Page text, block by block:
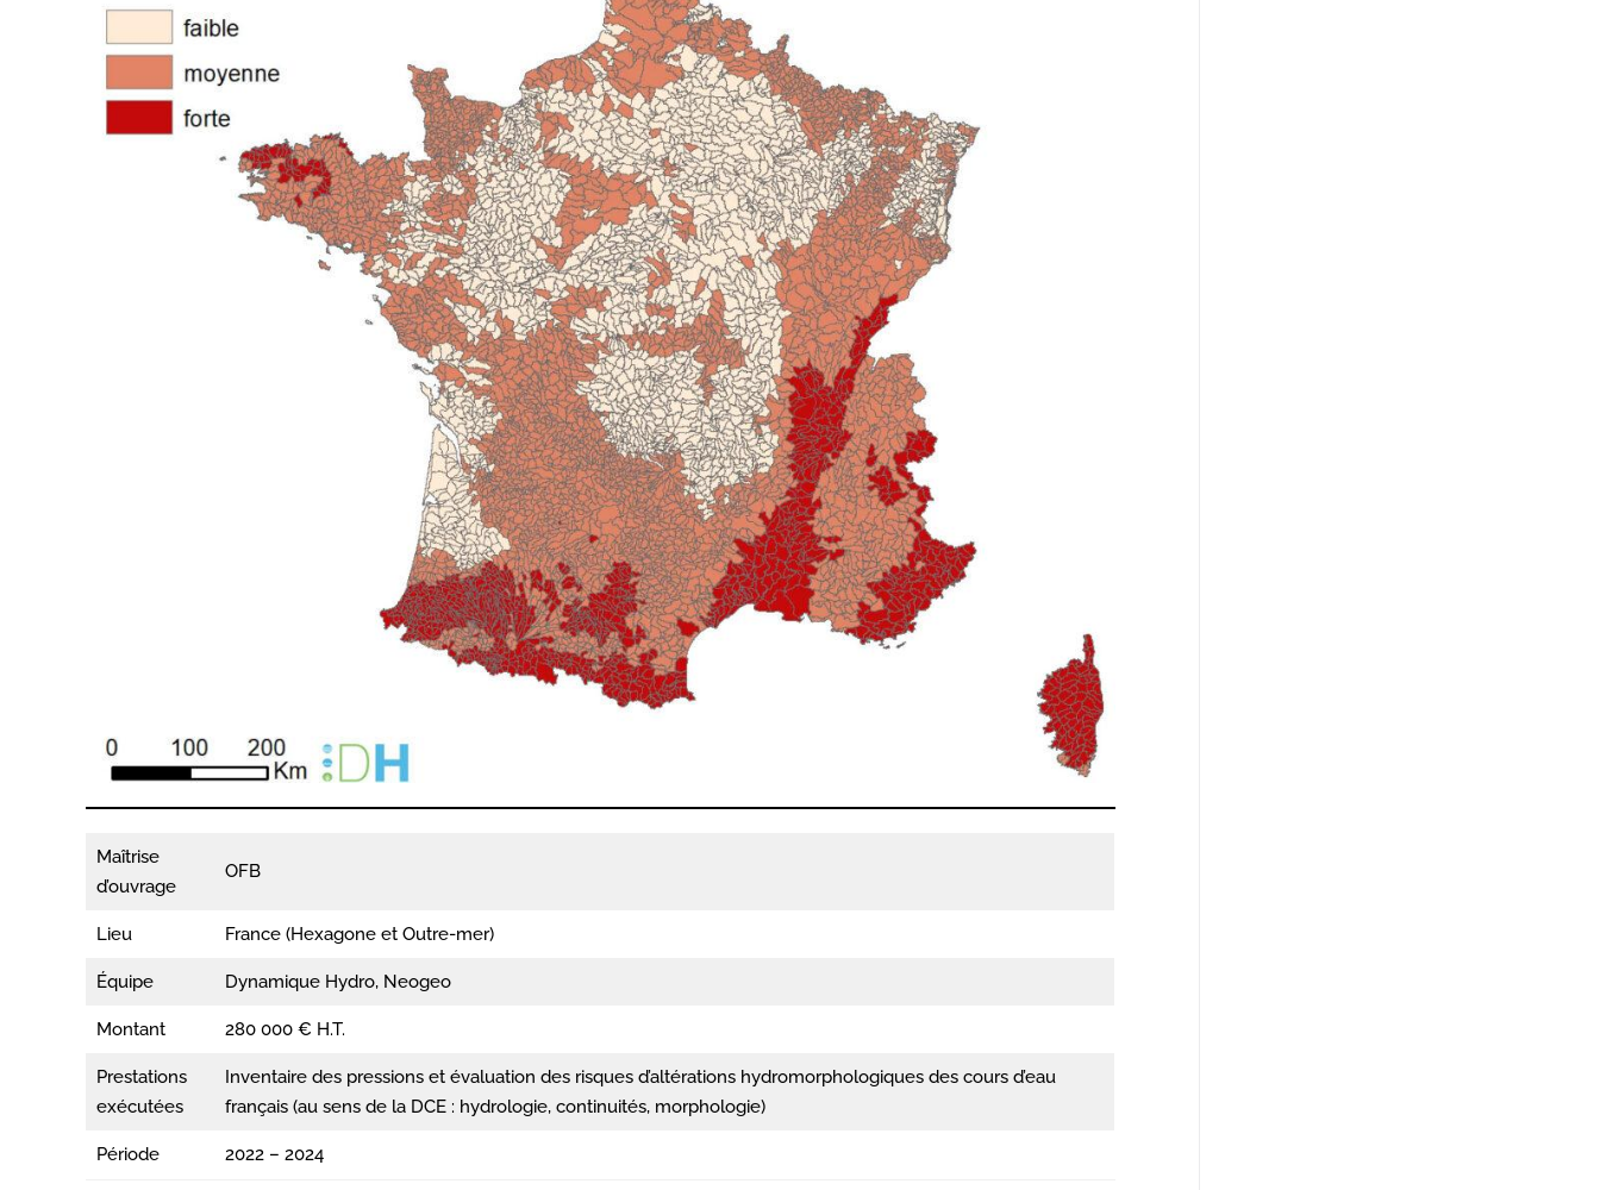
Maîtrise
d’ouvrage
OFB
Lieu France (Hexagone et Outre-mer)
Équipe Dynamique Hydro, Neogeo
Montant 280 000 € H.T.
Prestations
exécutées
Inventaire des pressions et évaluation des risques d’altérations hydromorphologiques des cours d’eau
français (au sens de la DCE : hydrologie, continuités, morphologie)
Période 2022 – 2024